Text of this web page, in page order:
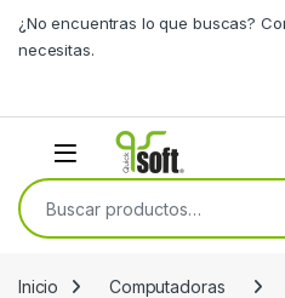
¿No encuentras lo que buscas?
necesitas.
Buscar por:
Inicio Computadoras